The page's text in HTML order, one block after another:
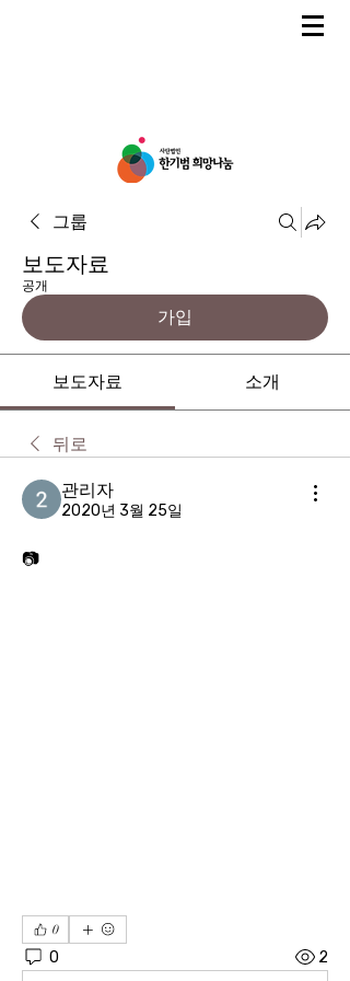
그룹
보도자료
공개
가입
보도자료 소개
뒤로
관리자
2020년 3월 25일
📷
0
0 2